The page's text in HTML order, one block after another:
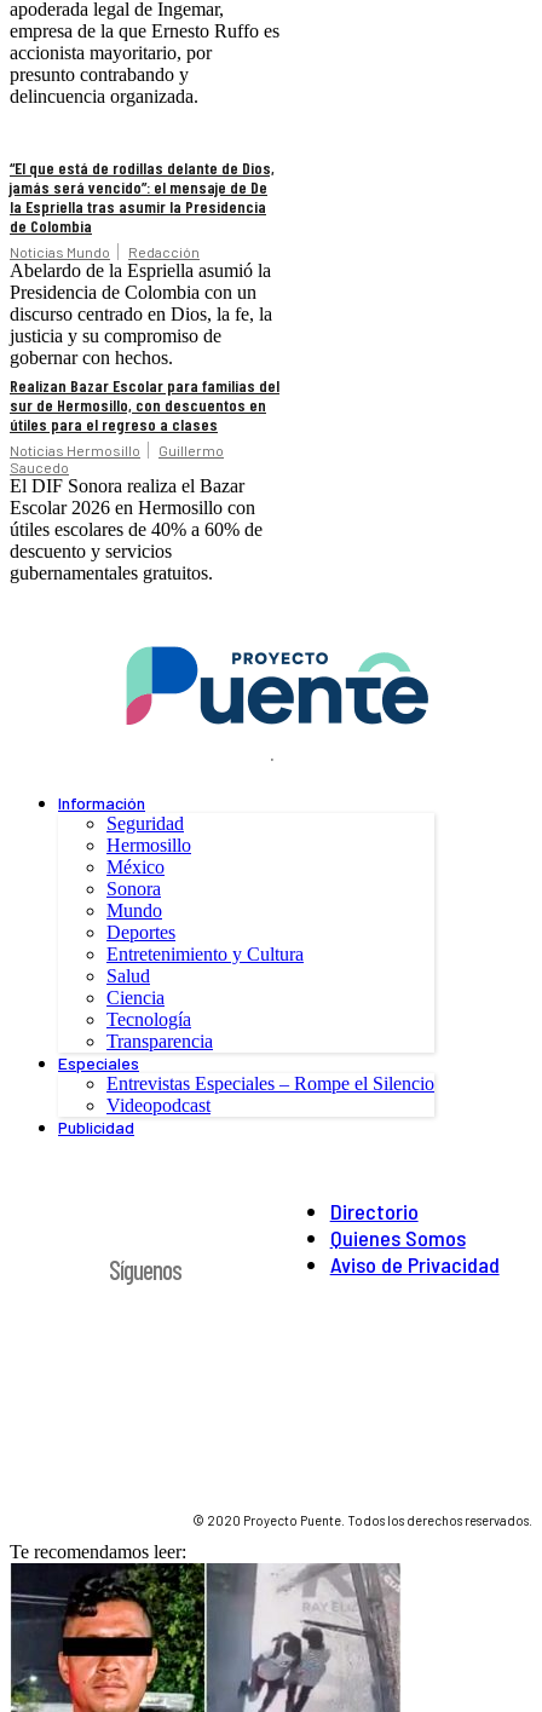
apoderada legal de Ingemar,
empresa de la que Ernesto Ruffo es
accionista mayoritario, por
presunto contrabando y
delincuencia organizada.
“El que está de rodillas delante de Dios,
jamás será vencido”: el mensaje de De
la Espriella tras asumir la Presidencia
de Colombia
Noticias Mundo Redacción
Abelardo de la Espriella asumió la
Presidencia de Colombia con un
discurso centrado en Dios, la fe, la
justicia y su compromiso de
gobernar con hechos.
Realizan Bazar Escolar para familias del
sur de Hermosillo, con descuentos en
útiles para el regreso a clases
Noticias Hermosillo
Guillermo
Saucedo
El DIF Sonora realiza el Bazar
Escolar 2026 en Hermosillo con
útiles escolares de 40% a 60% de
descuento y servicios
gubernamentales gratuitos.
.
Información
Seguridad
Hermosillo
México
Sonora
Mundo
Deportes
Entretenimiento y Cultura
Salud
Ciencia
Tecnología
Transparencia
Especiales
Entrevistas Especiales – Rompe el Silencio
Videopodcast
Publicidad
Directorio
Quienes Somos
Aviso de Privacidad
Síguenos
© 2020 Proyecto Puente. Todos los derechos reservados.
Te recomendamos leer: